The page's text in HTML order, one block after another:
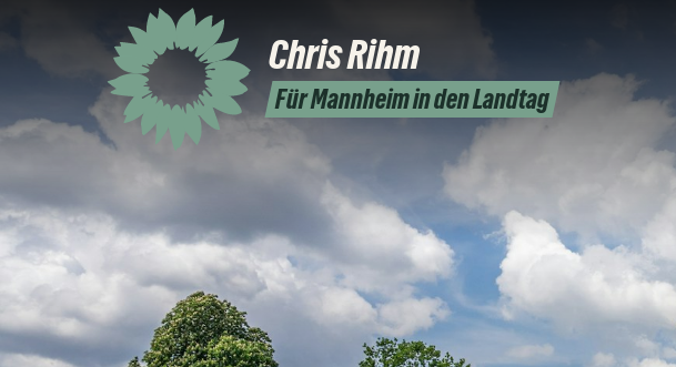
ChrisRihm
Für Mannheim in den Landtag